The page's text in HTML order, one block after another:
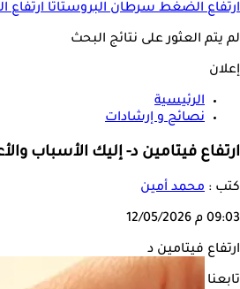
ارتفاع الضغطسرطان البروستاتاارتفاع
لم يتم العثور على نتائج البحث
إعلان
الرئيسية
نصائح و إرشادات
ارتفاع فيتامين د- إليك الأسباب
كتب : محمد أمين
09:03 م 12/05/2026
ارتفاع فيتامين د
تابعنا على